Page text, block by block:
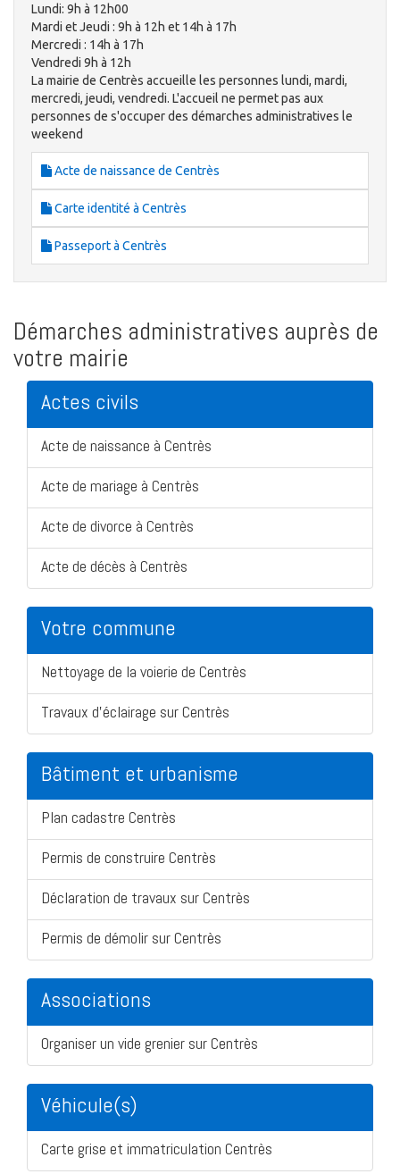
Lundi: 9h à 12h00
Mardi et Jeudi : 9h à 12h et 14h à 17h
Mercredi : 14h à 17h
Vendredi 9h à 12h
La mairie de Centrès accueille les personnes lundi, mardi,
mercredi, jeudi, vendredi. L'accueil ne permet pas aux
personnes de s'occuper des démarches administratives le
weekend
Acte de naissance de Centrès
Carte identité à Centrès
Passeport à Centrès
Démarches administratives auprès de
votre mairie
Actes civils
Acte de naissance à Centrès
Acte de mariage à Centrès
Acte de divorce à Centrès
Acte de décès à Centrès
Votre commune
Nettoyage de la voierie de Centrès
Travaux d'éclairage sur Centrès
Bâtiment et urbanisme
Plan cadastre Centrès
Permis de construire Centrès
Déclaration de travaux sur Centrès
Permis de démolir sur Centrès
Associations
Organiser un vide grenier sur Centrès
Véhicule(s)
Carte grise et immatriculation Centrès